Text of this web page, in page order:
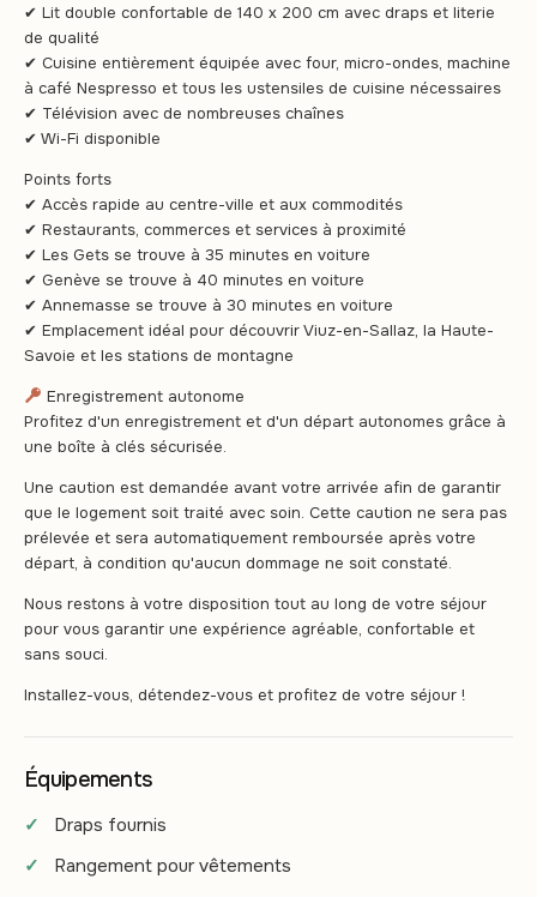
✔ Lit double confortable de 140 x 200 cm avec draps et literie
de qualité
✔ Cuisine entièrement équipée avec four, micro-ondes, machine
à café Nespresso et tous les ustensiles de cuisine nécessaires
✔ Télévision avec de nombreuses chaînes
✔ Wi-Fi disponible
Points forts
✔ Accès rapide au centre-ville et aux commodités
✔ Restaurants, commerces et services à proximité
✔ Les Gets se trouve à 35 minutes en voiture
✔ Genève se trouve à 40 minutes en voiture
✔ Annemasse se trouve à 30 minutes en voiture
✔ Emplacement idéal pour découvrir Viuz-en-Sallaz, la Haute-
Savoie et les stations de montagne
Enregistrement autonome
Profitez d'un enregistrement et d'un départ autonomes grâce à
une boîte à clés sécurisée.
Une caution est demandée avant votre arrivée afin de garantir
que le logement soit traité avec soin. Cette caution ne sera pas
prélevée et sera automatiquement remboursée après votre
départ, à condition qu'aucun dommage ne soit constaté.
Nous restons à votre disposition tout au long de votre séjour
pour vous garantir une expérience agréable, confortable et
sans souci.
Installez-vous, détendez-vous et profitez de votre séjour !
Équipements
Draps fournis
Rangement pour vêtements